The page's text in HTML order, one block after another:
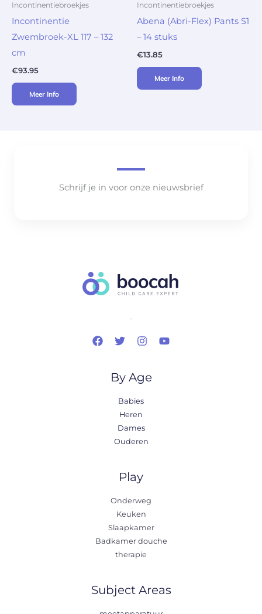
Incontinentiebroekjes
Incontinentie
Zwembroek-XL 117 – 132
cm
€93.95
Meer Info
Incontinentiebroekjes
Abena (Abri-Flex) Pants S1
– 14 stuks
€13.85
Meer Info
Schrijf je in voor onze nieuwsbrief
..
By Age
Babies
Heren
Dames
Ouderen
Play
Onderweg
Keuken
Slaapkamer
Badkamer douche
therapie
Subject Areas